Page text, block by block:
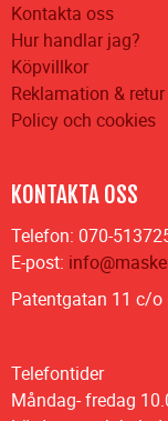
Kontakta oss
Hur handlar jag?
Köpvillkor
Reklamation & retur
Policy och cookies
KONTAKTA OSS
Telefon: 070-
E-post:
Patentgatan 11 c/o
Telefontider
Måndag- fredag